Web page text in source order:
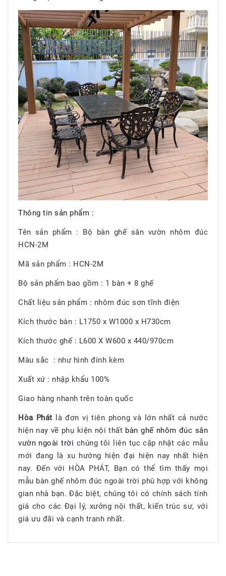
Thông tin sản phẩm :
Tên sản phẩm : Bộ bàn ghế sân vườn nhôm đúc
HCN-2M
Mã sản phẩm : HCN-2M
Bộ sản phẩm bao gồm : 1 bàn + 8 ghế
Chất liệu sản phẩm : nhôm đúc sơn tĩnh điện
Kích thước bàn : L1750 x W1000 x H730cm
Kích thước ghế : L600 X W600 x 440/970cm
Màu sắc : như hình đính kèm
Xuất xứ : nhập khẩu 100%
Giao hàng nhanh trên toàn quốc
Hòa Phát là đơn vị tiên phong và lớn nhất cả nước
hiện nay về phụ kiện nội thất bàn ghế nhôm đúc sân
vườn ngoài trời chúng tôi liên tục cập nhật các mẫu
mới đang là xu hướng hiện đại hiện nay nhất hiện
nay. Đến với HÒA PHÁT, Bạn có thể tìm thấy mọi
mẫu bàn ghế nhôm đúc ngoài trời phù hợp với không
gian nhà bạn. Đặc biệt, chúng tôi có chính sách tính
giá cho các Đại lý, xưởng nội thất, kiến trúc sư, với
giá ưu đãi và cạnh tranh nhất.